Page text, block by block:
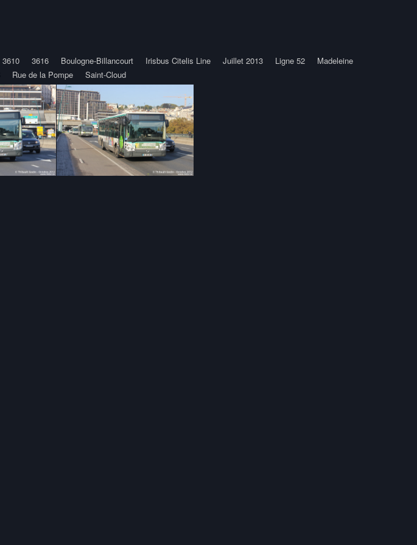
3610 3616 Boulogne-Billancourt Irisbus Citelis Line Juillet 2013 Ligne 52
Madeleine
Rue de la Pompe Saint-Cloud